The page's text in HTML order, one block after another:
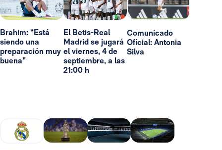
Brahim: “Está
siendo una
preparación muy
buena”
El Betis-Real
Madrid se jugará
el viernes, 4 de
septiembre, a las
21:00 h
Comunicado
Oficial: Antonia
Silva